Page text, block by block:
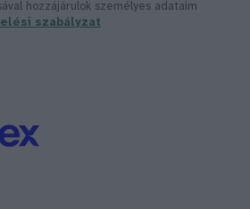
hozzájárulok személyes adataim
szabályzat